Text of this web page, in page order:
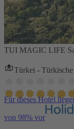
TUI MAGIC LIFE
Türkei -
Für dieses Hotel
von 98% vor